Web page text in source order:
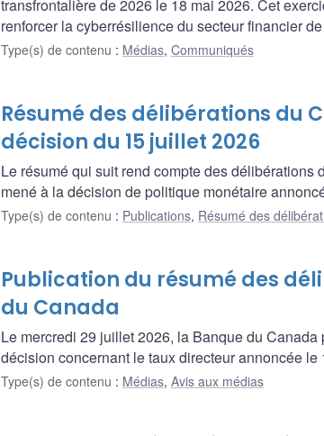
transfrontalière de 2026 le 18 mai 2026. Cet
renforcer la cyberrésilience du secteur financier
Type(s) de contenu : Médias, Communiqués
Résumé des délibérations du
décision du 15 juillet 2026
Le résumé qui suit rend compte des
mené à la décision de politique monétaire
Type(s) de contenu : Publications, Résumé des
Publication du résumé des
du Canada
Le mercredi 29 juillet 2026, la Banque du
décision concernant le taux directeur annoncée le
Type(s) de contenu : Médias, Avis aux médias